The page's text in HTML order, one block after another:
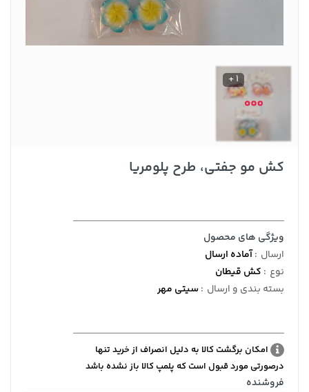
1 +
کش مو جفتی، طرح پلومریا
ویژگی های محصول
ارسال :آماده ارسال
نوع : کش قیطان
بسته بندی و ارسال :سیتی مهر
امکان برگشت کالا به دلیل انصراف از خرید تنها
درصورتی مورد قبول است که پلمپ کالا باز نشده باشد
فروشنده